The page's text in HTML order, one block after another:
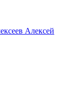
Алексей